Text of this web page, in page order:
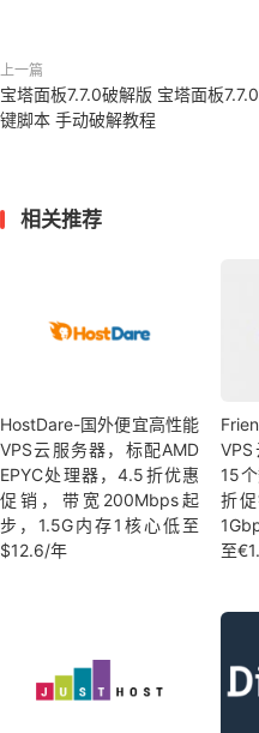
上一篇
宝塔面板7.7.0破解版 宝塔面板
键脚本 手动破解教程
相关推荐
HostDare-国外便宜高性能
VPS云服务器，标配AMD
EPYC处理器，4.5折优惠
促销，带宽200Mbps起
步，1.5G内存1核心低至
$12.6/年
15
折
至